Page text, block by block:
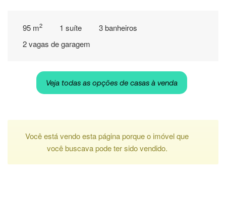
95 m2 1 suíte
3 banheiros
2 vagas de garagem
Veja todas as opções de casas à venda
Você está vendo esta página porque o imóvel que
você buscava pode ter sido vendido.